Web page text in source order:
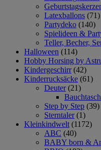
Latexballons (71)
Partydeko (140)
Spielideen &
Teller, Becher,
Halloween (114)
Hobby Horsing by
Kindergeschirr (42)
Kinderrucksäcke (61)
Deuter (21)
Step by Step (39)
Sterntaler (1)
Kleinkindwelt (1172)
ABC (40)
BABY born &